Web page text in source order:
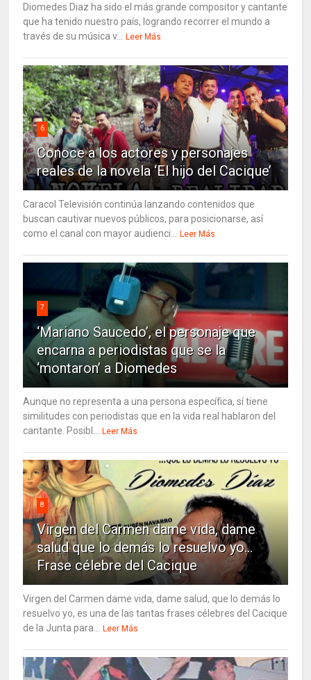
Diomedes Diaz ha sido el más grande compositor y cantante
que ha tenido nuestro país, logrando recorrer el mundo a
través de su música v...
Leer Más
6
Conoce a los actores y personajes
reales de la novela ‘El hijo del Cacique’
Caracol Televisión continúa lanzando contenidos que
buscan cautivar nuevos públicos, para posicionarse, así
como el canal con mayor audienci...
Leer Más
7
‘Mariano Saucedo’, el personaje que
encarna a periodistas que se la
‘montaron’ a Diomedes
Aunque no representa a una persona específica, sí tiene
similitudes con periodistas que en la vida real hablaron del
cantante. Posibl...
Leer Más
8
Virgen del Carmen dame vida, dame
salud que lo demás lo resuelvo yo…
Frase célebre del Cacique
Virgen del Carmen dame vida, dame salud, que lo demás lo
resuelvo yo, es una de las tantas frases célebres del Cacique
de la Junta para...
Leer Más